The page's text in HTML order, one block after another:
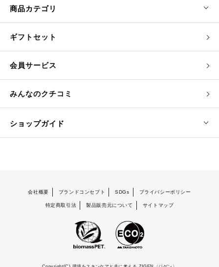
商品カテゴリ
ギフトセット
会員サービス
みんなのクチコミ
ショップガイド
会社概要 ブランドコンセプト SDGs プライバシーポリシー
特定商取引法 製品販売元について サイトマップ